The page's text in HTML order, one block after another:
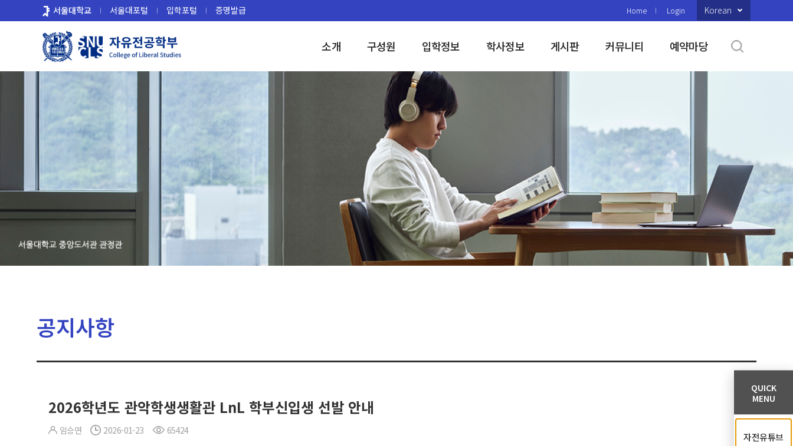
로
서울대학교 서울대포털 입학포털 증명발급 Home Login Korean
소개 구성원 입학정보 학사정보 게시판 커뮤니티 예약마당
공지사항
2026학년도 관악학생생활관 LnL 학부신입생 선발 안내
임승연 2026-01-23 65424
QUICK
MENU
자전유튜브